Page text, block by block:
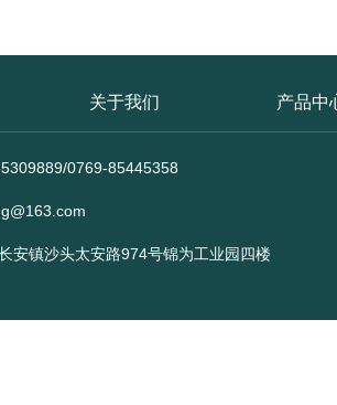
关于我们 产品中
0769-85445358
安镇沙头太安路974号锦为工业园四楼